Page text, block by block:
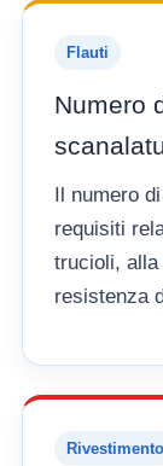
Flauti
Numero
Il numero
requisiti
trucioli,
resistenza
Rivestimento